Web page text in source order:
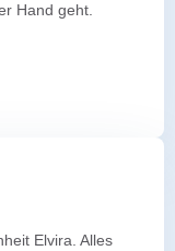
Hand geht.
Elvira. Alles